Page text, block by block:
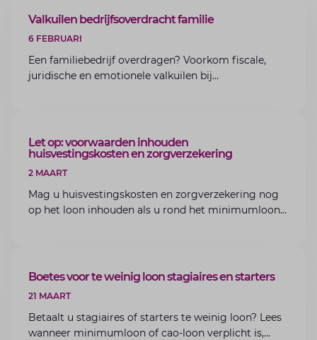
ARTIKEL
Valkuilen bedrijfsoverdracht familie
6 FEBRUARI
Een familiebedrijf overdragen? Voorkom fiscale,
juridische en emotionele valkuilen bij
ARTIKEL
Let op: voorwaarden inhouden
huisvestingskosten en zorgverzekering
2 MAART
Mag u huisvestingskosten en zorgverzekering nog
op het loon inhouden als u rond het minimumloon
ARTIKEL
Boetes voor te weinig loon stagiaires en starters
21 MAART
Betaalt u stagiaires of starters te weinig loon? Lees
wanneer minimumloon of cao-loon verplicht is,